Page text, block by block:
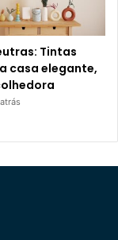
Tintas
casa elegante,